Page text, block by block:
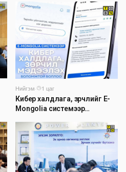
Нийгэм·
1 цаг
Кибер халдлага, зөрчлийг E-
Mongolia системээр
боломжтой боллоо